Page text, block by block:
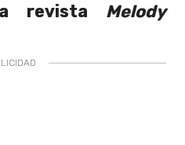
revista Melody